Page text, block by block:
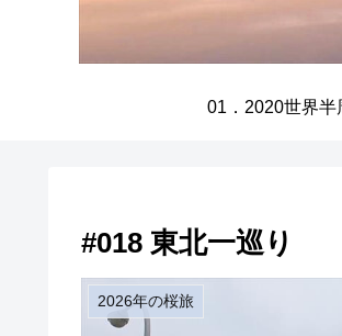
01．2020世界半
#018 東北一巡り
2026年の桜旅